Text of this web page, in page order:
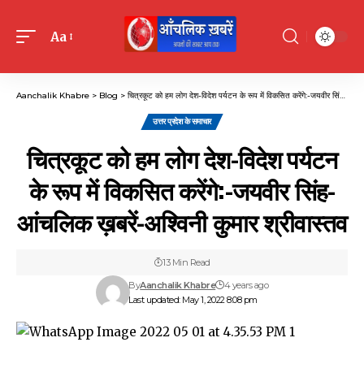
Font
Aa
Aanchalik Khabre > Blog > चित्रकूट को हम लोग देश-विदेश पर्यटन के रूप में विकसित करेंगे:-जयवीर सिंह-आंचलिक ख़बरें-अश्विनी कुमार श्रीवास्तव
उत्तर प्रदेश के समाचार
चित्रकूट को हम लोग देश-विदेश पर्यटन
के रूप में विकसित करेंगे:-जयवीर सिंह-
आंचलिक ख़बरें-अश्विनी कुमार श्रीवास्तव
Last updated: May 1, 2022 8:08 pm
ByAanchalik Khabre 4 years ago
13 Min Read